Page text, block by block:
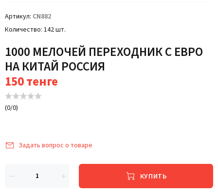
Артикул CN882
Количество 142 шт.
1000 МЕЛОЧЕЙ ПЕРЕХОДНИК С ЕВРО
НА КИТАЙ РОССИЯ
150тенге
(0/0)
Задать вопрос о товаре
КУПИТЬ